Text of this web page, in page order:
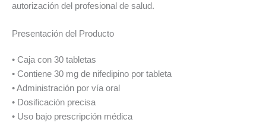
autorización del profesional de salud.
Presentación del Producto
• Caja con 30 tabletas
• Contiene 30 mg de nifedipino por tableta
• Administración por vía oral
• Dosificación precisa
• Uso bajo prescripción médica